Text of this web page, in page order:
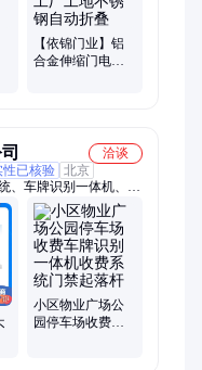
【依锦门业】铝
合金伸缩门电动
洽谈
性已核验 北京
、车牌识别一体机、电
车收费系统、车牌识别
动悬浮门、道闸、电动
岗亭、液压升降柱、防
小区物业广场公
园停车场收费车